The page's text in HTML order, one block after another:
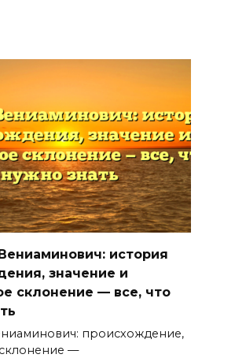
история
значение и
склонение — все, что
происхождение,
—